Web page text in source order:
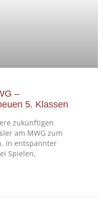
–
5. Klassen
zukünftigen
am MWG zum
In entspannter
Spielen,